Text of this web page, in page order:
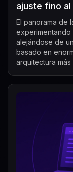
ajuste fino
El panorama de
experimentando
alejándose de
basado en
arquitectura